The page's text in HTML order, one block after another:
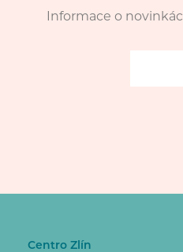
Informace o
Centro Zlín